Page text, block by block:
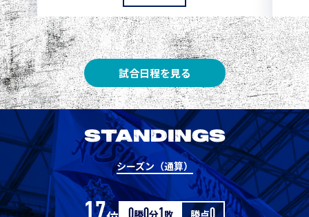
試合日程を見る
STANDINGS
シーズン（通算）
5
8 清水 3 1 0 0 1
8 神戸 3 1 0 1
10 東京Ｖ 1 0 1 0 0
10 川崎Ｆ 1 0 1 0
12 浦和 0 0 0 1 -1
横浜FM 0 0 1 -1
14 水戸 0 0 1 -1